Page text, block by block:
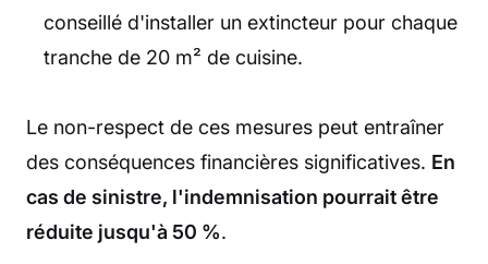
conseillé d'installer un extincteur pour chaque
tranche de 20 m² de cuisine.
Le non-respect de ces mesures peut entraîner
des conséquences financières significatives. En
cas de sinistre, l'indemnisation pourrait être
réduite jusqu'à 50 %.